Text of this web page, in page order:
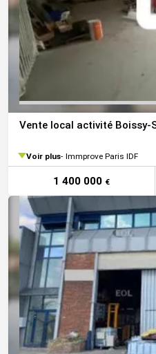
Vente local activité Boissy-
Voir plus Immprove Paris IDF
1 400 000 €